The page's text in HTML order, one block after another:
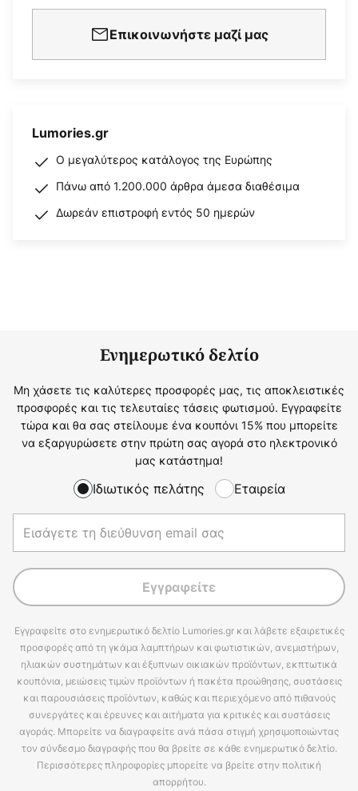
Επικοινωνήστε μαζί μας
Lumories.gr
Ο μεγαλύτερος κατάλογος της Ευρώπης
Πάνω από 1.200.000 άρθρα άμεσα διαθέσιμα
Δωρεάν επιστροφή εντός 50 ημερών
Ενημερωτικό δελτίο
Μη χάσετε τις καλύτερες προσφορές μας, τις αποκλειστικές
προσφορές και τις τελευταίες τάσεις φωτισμού. Εγγραφείτε
τώρα και θα σας στείλουμε ένα κουπόνι 15% που μπορείτε
να εξαργυρώσετε στην πρώτη σας αγορά στο ηλεκτρονικό
μας κατάστημα!
Ιδιωτικός πελάτης Εταιρεία
Εγγραφείτε
Εγγραφείτε στο ενημερωτικό δελτίο Lumories.gr και λάβετε εξαιρετικές
προσφορές από τη γκάμα λαμπτήρων και φωτιστικών, ανεμιστήρων,
ηλιακών συστημάτων και έξυπνων οικιακών προϊόντων, εκπτωτικά
κουπόνια, μειώσεις τιμών προϊόντων ή πακέτα προώθησης, συστάσεις
και παρουσιάσεις προϊόντων, καθώς και περιεχόμενο από πιθανούς
συνεργάτες και έρευνες και αιτήματα για κριτικές και συστάσεις
αγοράς. Μπορείτε να διαγραφείτε ανά πάσα στιγμή χρησιμοποιώντας
τον σύνδεσμο διαγραφής που θα βρείτε σε κάθε ενημερωτικό δελτίο.
Περισσότερες πληροφορίες μπορείτε να βρείτε στην πολιτική
απορρήτου.